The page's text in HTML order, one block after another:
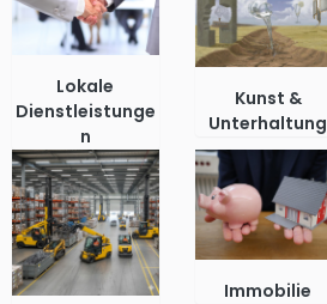
Lokale
Dienstleistunge
n
Kunst &
Unterhaltung
Immobilie